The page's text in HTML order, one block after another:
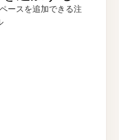
ースを追加できる注